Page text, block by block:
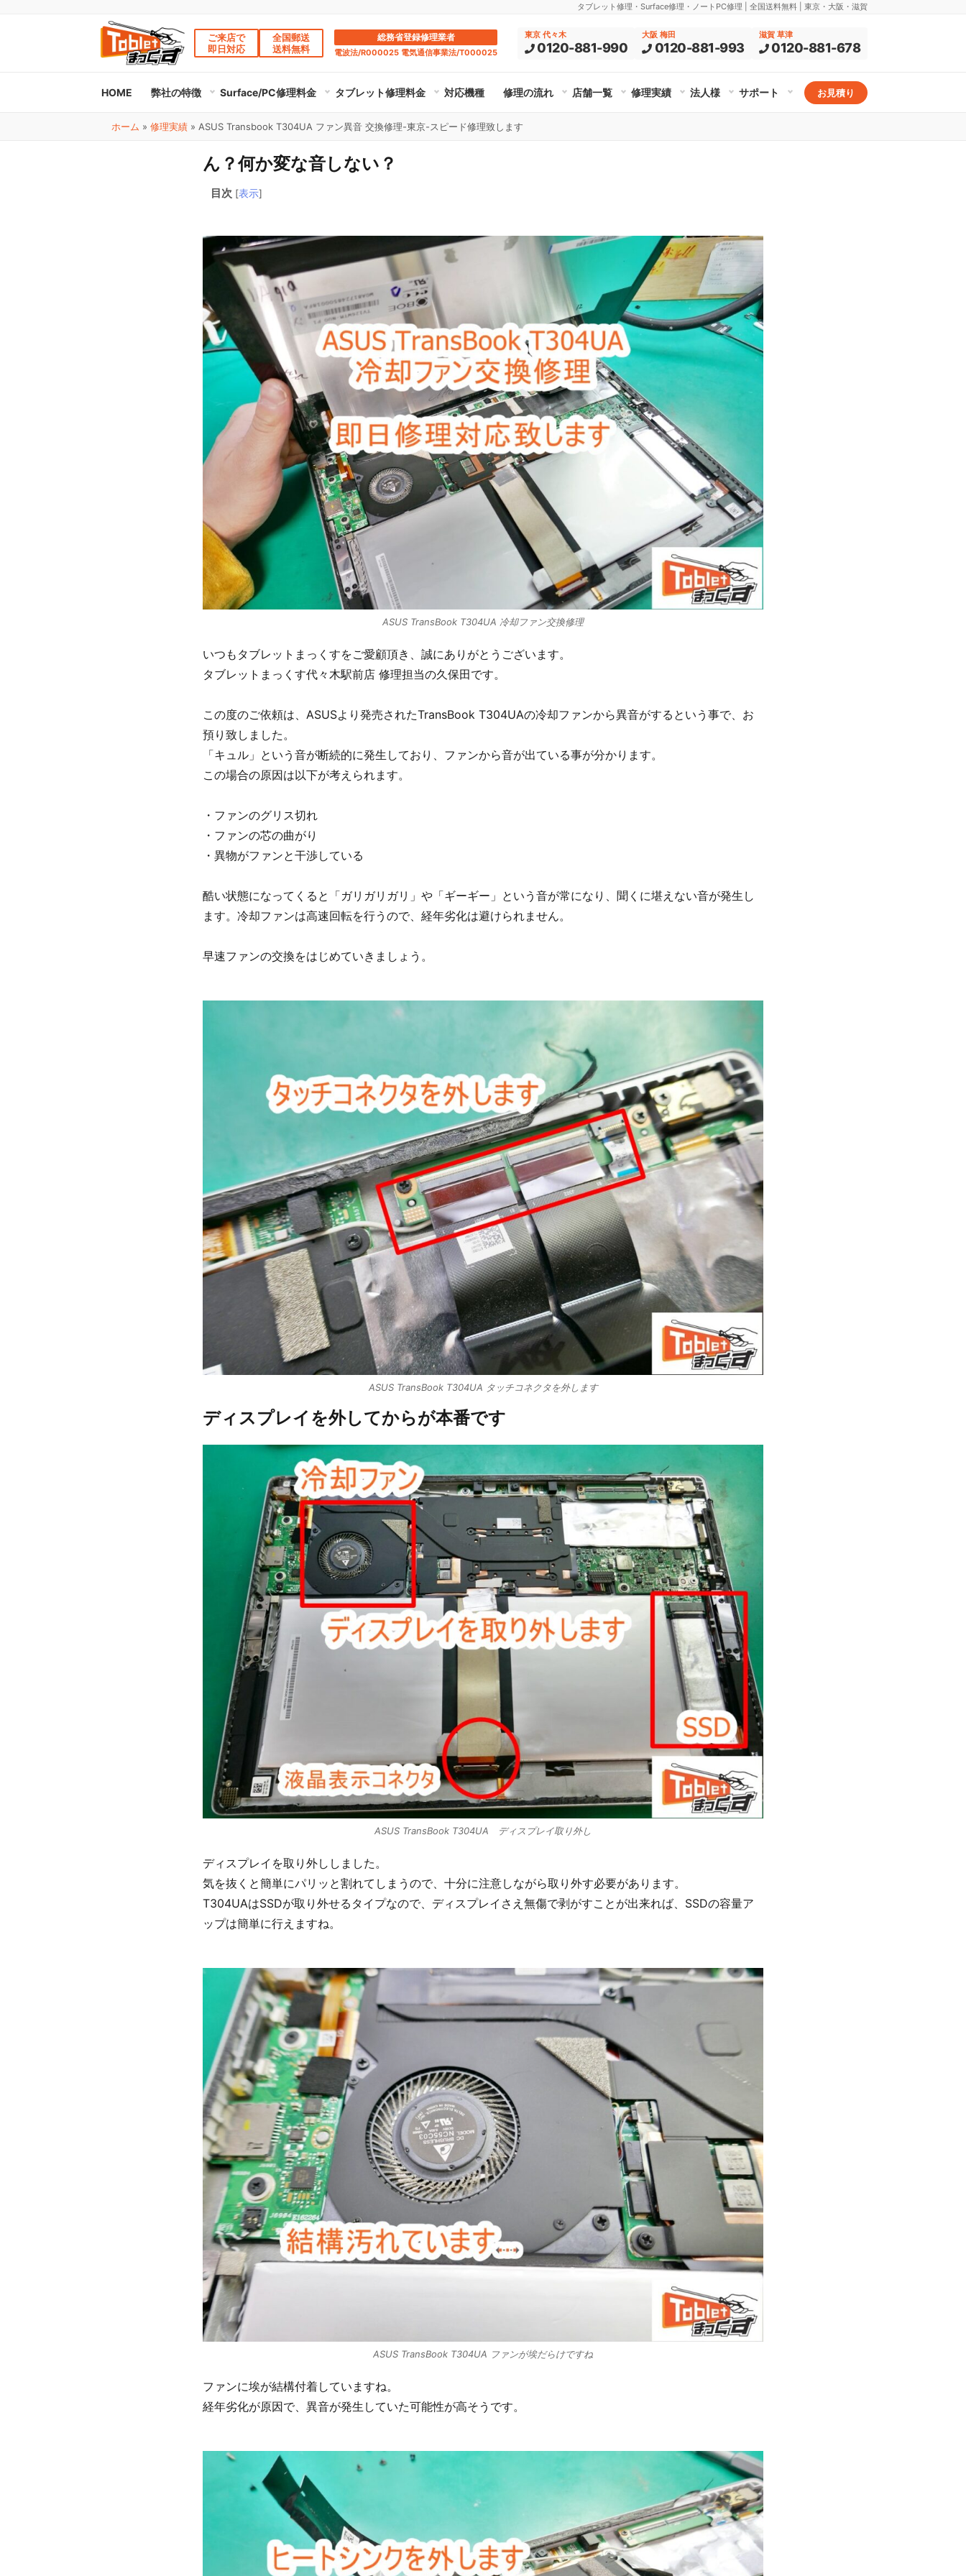
タブレット修理・Surface修理・ノートPC修理 | 全国送料無料 | 東京・大阪・滋賀
ご来店で
即日対応
全国郵送
送料無料
総務省登録修理業者
電波法/R000025 電気通信事業法/T000025
東京 代々木
0120-881-990
大阪 梅田
0120-881-993
滋賀 草津
0120-881-678
HOME 弊社の特徴 Surface/PC修理料金 タブレット修理料金 対応機種 修理の流れ 店舗一覧 修理実績 法人様 サポート お見積り
ホーム » 修理実績 » ASUS Transbook T304UA ファン異音 交換修理-東京-スピード修理致します
ん？何か変な音しない？
目次 [表示]
ASUS TransBook T304UA 冷却ファン交換修理
いつもタブレットまっくすをご愛顧頂き、誠にありがとうございます。
タブレットまっくす代々木駅前店 修理担当の久保田です。
この度のご依頼は、ASUSより発売されたTransBook T304UAの冷却ファンから異音がするという事で、お
預り致しました。
「キュル」という音が断続的に発生しており、ファンから音が出ている事が分かります。
この場合の原因は以下が考えられます。
・ファンのグリス切れ
・ファンの芯の曲がり
・異物がファンと干渉している
酷い状態になってくると「ガリガリガリ」や「ギーギー」という音が常になり、聞くに堪えない音が発生し
ます。冷却ファンは高速回転を行うので、経年劣化は避けられません。
早速ファンの交換をはじめていきましょう。
ASUS TransBook T304UA タッチコネクタを外します
ディスプレイを外してからが本番です
ASUS TransBook T304UA ディスプレイ取り外し
ディスプレイを取り外ししました。
気を抜くと簡単にパリッと割れてしまうので、十分に注意しながら取り外す必要があります。
T304UAはSSDが取り外せるタイプなので、ディスプレイさえ無傷で剥がすことが出来れば、SSDの容量ア
ップは簡単に行えますね。
ASUS TransBook T304UA ファンが埃だらけですね
ファンに埃が結構付着していますね。
経年劣化が原因で、異音が発生していた可能性が高そうです。